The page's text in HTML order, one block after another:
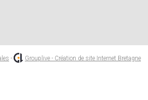
- Grouplive - Création de site Internet Bretagne